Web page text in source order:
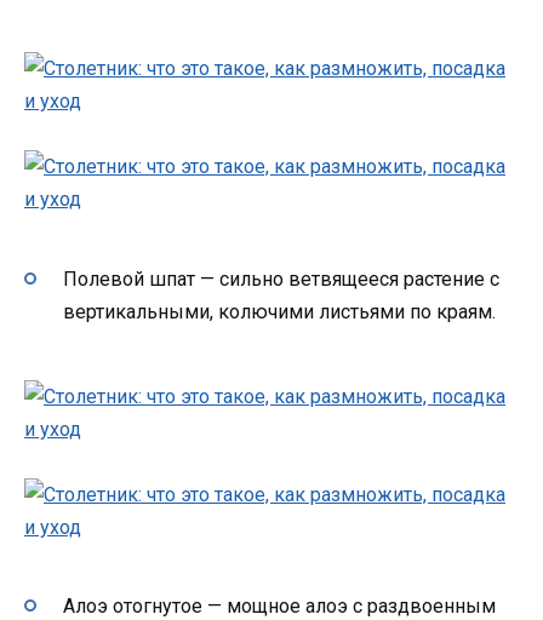
Полевой шпат — сильно ветвящееся растение с
вертикальными, колючими листьями по краям.
Алоэ отогнутое — мощное алоэ с раздвоенным